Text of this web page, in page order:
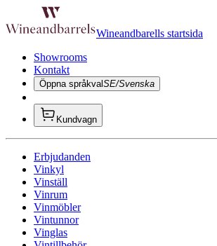
Wineandbarells startsida
Showrooms
Kontakt
Öppna språkvalSE/Svenska
Kundvagn
Erbjudanden
Vinkyl
Vinställ
Vinrum
Vinmöbler
Vintunnor
Vinglas